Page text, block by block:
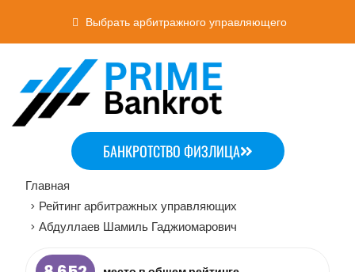
Выбрать арбитражного управляющего
БАНКРОТСТВО ФИЗЛИЦА
Главная
> Рейтинг арбитражных управляющих
> Абдуллаев Шамиль Гаджиомарович